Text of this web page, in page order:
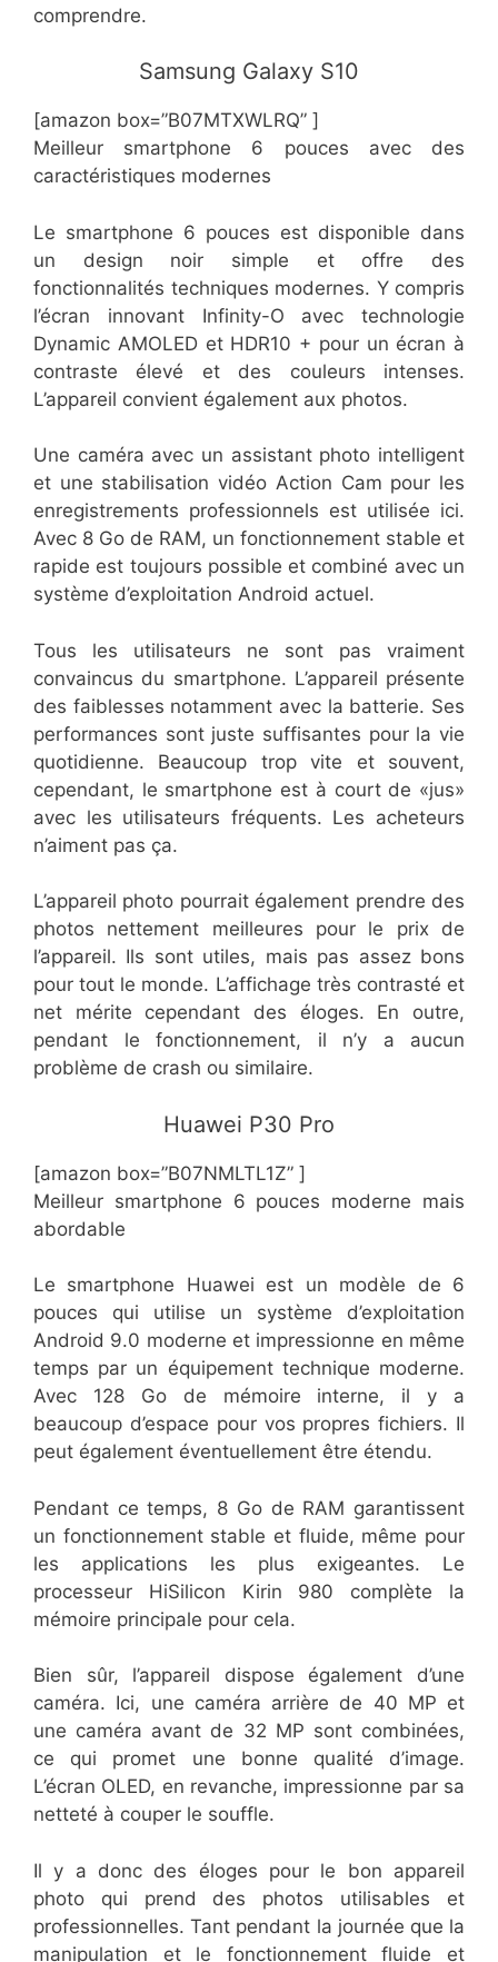
comprendre.
​Samsung Galaxy S10
[amazon box=”​B07MTXWLRQ” ]
Meilleur smartphone 6 pouces avec des
caractéristiques modernes
Le smartphone 6 pouces est disponible dans
un design noir simple et offre des
fonctionnalités techniques modernes. Y compris
l’écran innovant Infinity-O avec technologie
Dynamic AMOLED et HDR10 + pour un écran à
contraste élevé et des couleurs intenses.
L’appareil convient également aux photos.
Une caméra avec un assistant photo intelligent
et une stabilisation vidéo Action Cam pour les
enregistrements professionnels est utilisée ici.
Avec 8 Go de RAM, un fonctionnement stable et
rapide est toujours possible et combiné avec un
système d’exploitation Android actuel.
Tous les utilisateurs ne sont pas vraiment
convaincus du smartphone. L’appareil présente
des faiblesses notamment avec la batterie. Ses
performances sont juste suffisantes pour la vie
quotidienne. Beaucoup trop vite et souvent,
cependant, le smartphone est à court de «jus»
avec les utilisateurs fréquents. Les acheteurs
n’aiment pas ça.
L’appareil photo pourrait également prendre des
photos nettement meilleures pour le prix de
l’appareil. Ils sont utiles, mais pas assez bons
pour tout le monde. L’affichage très contrasté et
net mérite cependant des éloges. En outre,
pendant le fonctionnement, il n’y a aucun
problème de crash ou similaire.
​​Huawei P30 Pro
[amazon box=”​​B07NMLTL1Z” ]
​Meilleur smartphone 6 pouces moderne mais
abordable
Le smartphone Huawei est un modèle de 6
pouces qui utilise un système d’exploitation
Android 9.0 moderne et impressionne en même
temps par un équipement technique moderne.
Avec 128 Go de mémoire interne, il y a
beaucoup d’espace pour vos propres fichiers. Il
peut également éventuellement être étendu.
Pendant ce temps, 8 Go de RAM garantissent
un fonctionnement stable et fluide, même pour
les applications les plus exigeantes. Le
processeur HiSilicon Kirin 980 complète la
mémoire principale pour cela.
Bien sûr, l’appareil dispose également d’une
caméra. Ici, une caméra arrière de 40 MP et
une caméra avant de 32 MP sont combinées,
ce qui promet une bonne qualité d’image.
L’écran OLED, en revanche, impressionne par sa
netteté à couper le souffle.
Il y a donc des éloges pour le bon appareil
photo qui prend des photos utilisables et
professionnelles. Tant pendant la journée que la
manipulation et le fonctionnement fluide et